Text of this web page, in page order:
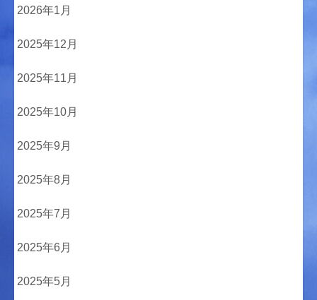
2026年1月
2025年12月
2025年11月
2025年10月
2025年9月
2025年8月
2025年7月
2025年6月
2025年5月